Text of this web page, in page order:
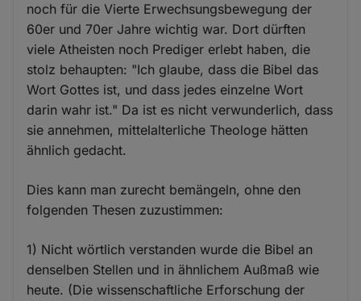
noch für die Vierte Erwechsungsbewegung der
60er und 70er Jahre wichtig war. Dort dürften
viele Atheisten noch Prediger erlebt haben, die
stolz behaupten: "Ich glaube, dass die Bibel das
Wort Gottes ist, und dass jedes einzelne Wort
darin wahr ist." Da ist es nicht verwunderlich, dass
sie annehmen, mittelalterliche Theologe hätten
ähnlich gedacht.
Dies kann man zurecht bemängeln, ohne den
folgenden Thesen zuzustimmen:
1) Nicht wörtlich verstanden wurde die Bibel an
denselben Stellen und in ähnlichem Außmaß wie
heute. (Die wissenschaftliche Erforschung der